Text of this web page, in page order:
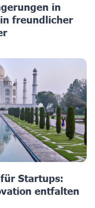
in
freundlicher
Startups:
entfalten